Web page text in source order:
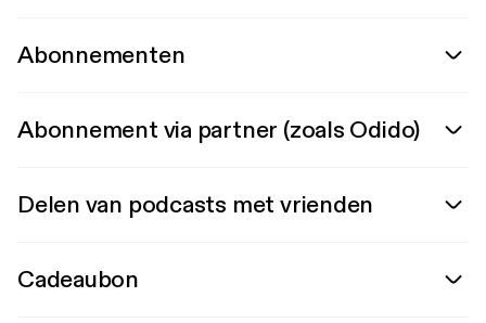
Abonnementen
Abonnement via partner (zoals Odido)
Delen van podcasts met vrienden
Cadeaubon